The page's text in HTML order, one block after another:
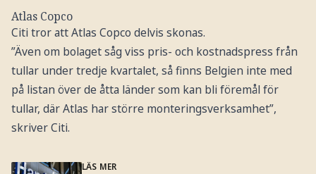
Atlas Copco
Citi tror att Atlas Copco delvis skonas.
”Även om bolaget såg viss pris- och kostnadspress från
tullar under tredje kvartalet, så finns Belgien inte med
på listan över de åtta länder som kan bli föremål för
tullar, där Atlas har större monteringsverksamhet”,
skriver Citi.
LÄS MER